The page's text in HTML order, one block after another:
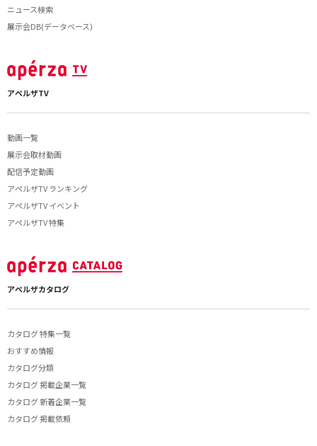
ニュース検索
展示会DB(データベース)
アペルザTV
動画一覧
展示会取材動画
配信予定動画
アペルザTV ランキング
アペルザTV イベント
アペルザTV 特集
アペルザカタログ
カタログ 特集一覧
おすすめ情報
カタログ分類
カタログ 掲載企業一覧
カタログ 新着企業一覧
カタログ 掲載依頼